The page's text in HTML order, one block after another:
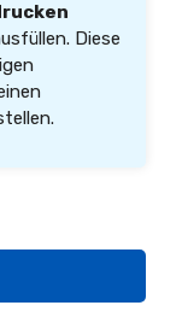
Diese